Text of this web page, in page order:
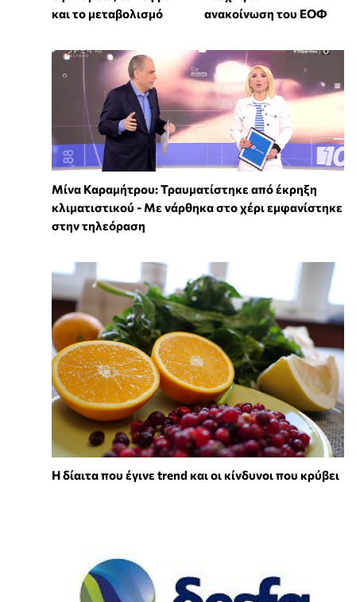
και το μεταβολισμό
ανακοίνωση του ΕΟΦ
Μίνα Καραμήτρου: Τραυματίστηκε από έκρηξη
κλιματιστικού - Με νάρθηκα στο χέρι εμφανίστηκε
στην τηλεόραση
Η δίαιτα που έγινε trend και οι κίνδυνοι που κρύβει